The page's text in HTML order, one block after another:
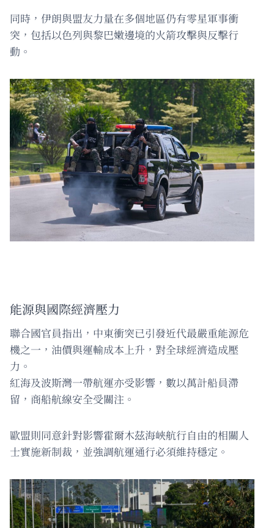
同時，伊朗與盟友力量在多個地區仍有零星軍事衝
突，包括以色列與黎巴嫩邊境的火箭攻擊與反擊行
動。
能源與國際經濟壓力
聯合國官員指出，中東衝突已引發近代最嚴重能源危
機之一，油價與運輸成本上升，對全球經濟造成壓
力。
紅海及波斯灣一帶航運亦受影響，數以萬計船員滯
留，商船航線安全受關注。
歐盟則同意針對影響霍爾木茲海峽航行自由的相關人
士實施新制裁，並強調航運通行必須維持穩定。